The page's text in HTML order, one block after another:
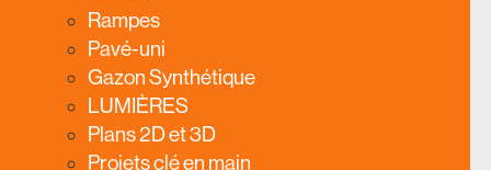
Rampes
Pavé-uni
Gazon Synthétique
LUMIÈRES
Plans 2D et 3D
Projets clé en main